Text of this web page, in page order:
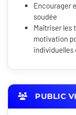
Encourager
soudée
Maîtriser les
motivation
individuelles
PUBLIC